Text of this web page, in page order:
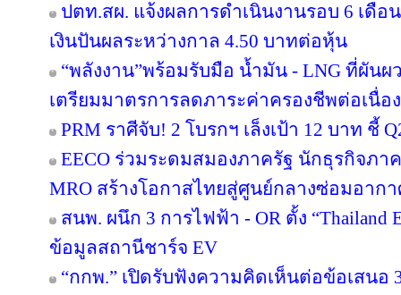
ปตท.สผ. แจ้งผลการดำเนินงานรอบ 6 เดือ
เงินปันผลระหว่างกาล 4.50 บาทต่อหุ้น
“พลังงาน”พร้อมรับมือ น้ำมัน - LNG ที่ผันผ
เตรียมมาตรการลดภาระค่าครองชีพต่อเนื่อง
PRM ราศีจับ! 2 โบรกฯ เล็งเป้า 12 บาท ชี้
EECO ร่วมระดมสมองภาครัฐ นักธุรกิจภ
MRO สร้างโอกาสไทยสู่ศูนย์กลางซ่อมอาก
สนพ. ผนึก 3 การไฟฟ้า - OR ตั้ง “Thailand
ข้อมูลสถานีชาร์จ EV
“กกพ.” เปิดรับฟังความคิดเห็นต่อข้อเสน